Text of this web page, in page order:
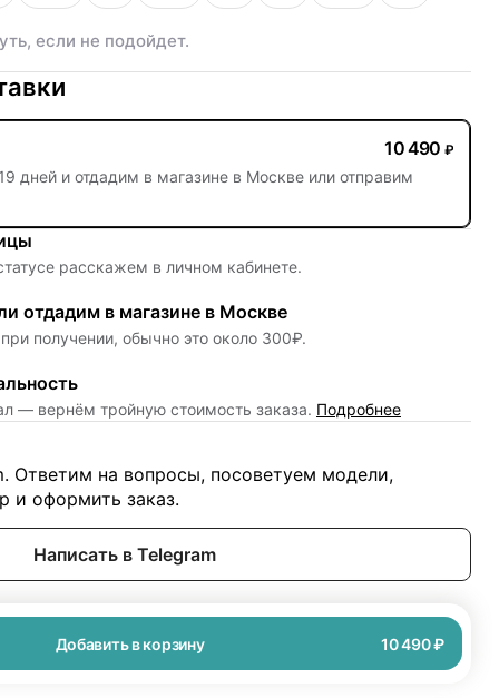
если не подойдет.
10 490 ₽
дней и отдадим в магазине в Москве или отправим
расскажем в личном кабинете.
отдадим в магазине в Москве
получении, обычно это около 300₽.
— вернём тройную стоимость заказа. Подробнее
Ответим на вопросы, посоветуем модели,
и оформить заказ.
Написать в Telegram
Добавить в корзину 10 490 ₽